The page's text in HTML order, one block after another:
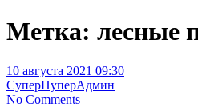
Метка: лесные
10 августа 2021 09:30
СуперПуперАдмин
No Comments